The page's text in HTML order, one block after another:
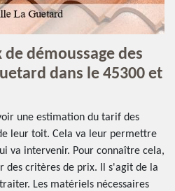
démoussage des
dans le 45300 et
une estimation du tarif des
leur toit. Cela va leur permettre
va intervenir. Pour connaître cela,
des critères de prix. Il s'agit de la
Les matériels nécessaires